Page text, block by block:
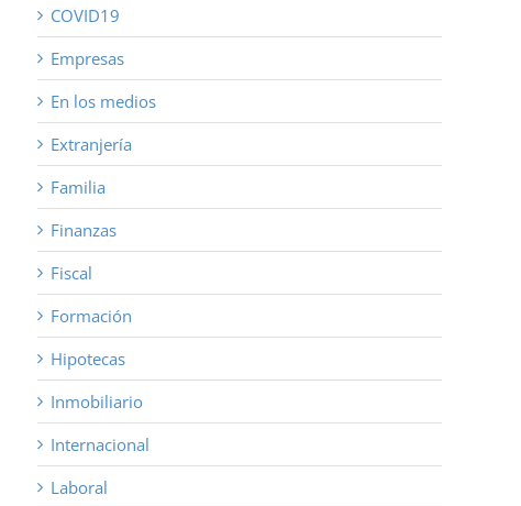
COVID19
Empresas
En los medios
Extranjería
Familia
Finanzas
Fiscal
Formación
Hipotecas
Inmobiliario
Internacional
Laboral